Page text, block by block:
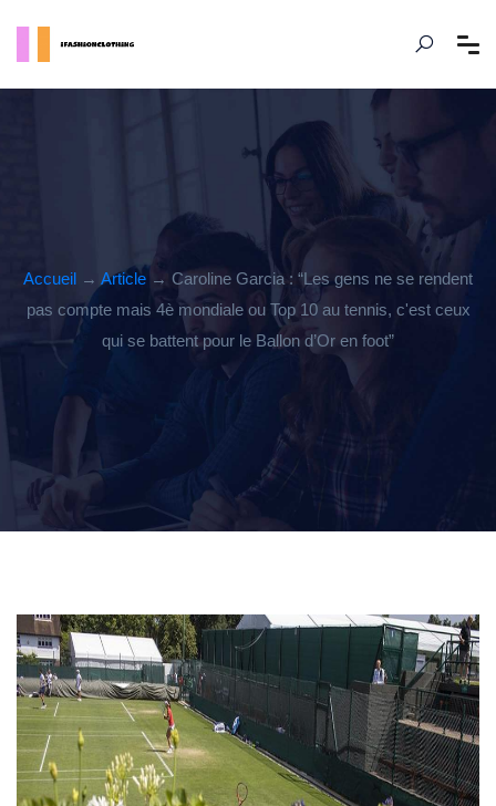
Accueil → Article → Caroline Garcia : “Les gens ne se rendent
pas compte mais 4è mondiale ou Top 10 au tennis, c'est ceux
qui se battent pour le Ballon d’Or en foot”